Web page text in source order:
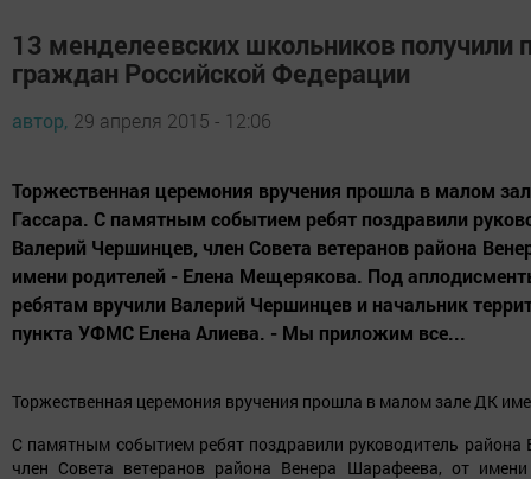
13 менделеевских школьников получили
граждан Российской Федерации
автор, 29 апреля 2015 - 12:06
Торжественная церемония вручения прошла в малом
Гассара. С памятным событием ребят поздравили
Валерий Чершинцев, член Совета ветеранов района
имени родителей - Елена Мещерякова. Под
ребятам вручили Валерий Чершинцев и начальник
пункта УФМС Елена Алиева. - Мы приложим все...
Торжественная церемония вручения прошла в малом зале ДК
С памятным событием ребят поздравили руководитель района
член Совета ветеранов района Венера Шарафеева, от